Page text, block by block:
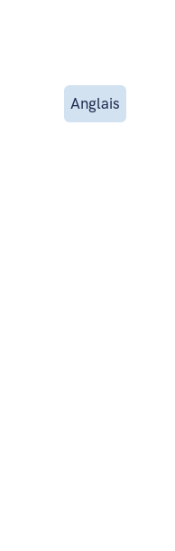
Anglais